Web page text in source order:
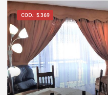
COD.: 5.369